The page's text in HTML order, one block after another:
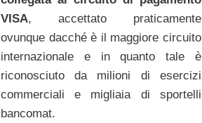
VISA, accettato praticamente
ovunque dacché è il maggiore circuito
internazionale e in quanto tale è
riconosciuto da milioni di esercizi
commerciali e migliaia di sportelli
bancomat.